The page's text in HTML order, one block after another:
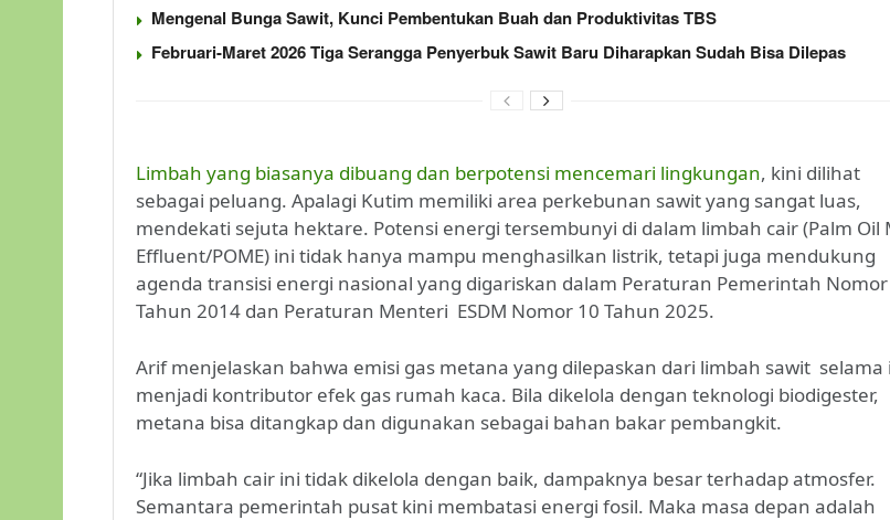
Mengenal Bunga Sawit, Kunci Pembentukan Buah dan Produktivitas TBS
Februari-Maret 2026 Tiga Serangga Penyerbuk Sawit Baru Diharapkan Sudah Bisa Dilepas
Limbah yang biasanya dibuang dan berpotensi mencemari lingkungan, kini dilihat
sebagai peluang. Apalagi Kutim memiliki area perkebunan sawit yang sangat luas,
mendekati sejuta hektare. Potensi energi tersembunyi di dalam limbah cair (Palm Oil
Effluent/POME) ini tidak hanya mampu menghasilkan listrik, tetapi juga mendukung
agenda transisi energi nasional yang digariskan dalam Peraturan Pemerintah
Tahun 2014 dan Peraturan Menteri ESDM Nomor 10 Tahun 2025.
Arif menjelaskan bahwa emisi gas metana yang dilepaskan dari limbah sawit selama
menjadi kontributor efek gas rumah kaca. Bila dikelola dengan teknologi biodigester,
metana bisa ditangkap dan digunakan sebagai bahan bakar pembangkit.
“Jika limbah cair ini tidak dikelola dengan baik, dampaknya besar terhadap atmosfer.
Semantara pemerintah pusat kini membatasi energi fosil. Maka masa depan adalah